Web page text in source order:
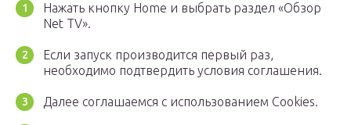
Нажать кнопку Home и выбрать раздел «Обзор
Net TV».
Если запуск производится первый раз,
необходимо подтвердить условия соглашения.
Далее соглашаемся с использованием Cookies.